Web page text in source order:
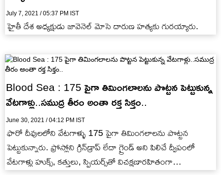
July 7, 2021 / 05:37 PM IST
హైతీ దేశ అధ్యక్షుడు జావెనెల్‌ మోసె దారుణ హత్యకు గురయ్యారు.
Blood Sea : 175 పైగా తిమింగలాలను పొట్టన పెట్టుకున్న
వేటగాళ్లు..సముద్ర తీరం అంతా రక్త సిక్తం..
June 30, 2021 / 04:12 PM IST
ఫారో దీవులలోని వేటగాళ్ళు 175 పైగా తిమింగలాలను పొట్టన
పెట్టుకున్నారు. ఫ్రోస్లోని గ్రిన్‌డ్రాప్‌ లేదా గ్రైండ్‌ అని పిలిచే ద్వీపంలో
వేటగాళ్లు హుక్స్, కత్తులు, స్పియర్స్‌తో విచక్షణారహితంగా